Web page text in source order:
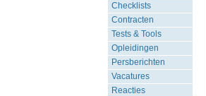
Checklists
Contracten
Tests & Tools
Opleidingen
Persberichten
Vacatures
Reacties